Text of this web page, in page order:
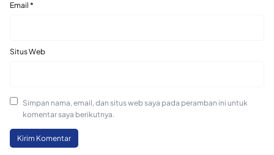
Email *
Situs Web
Simpan nama, email, dan situs web saya pada peramban ini untuk
komentar saya berikutnya.